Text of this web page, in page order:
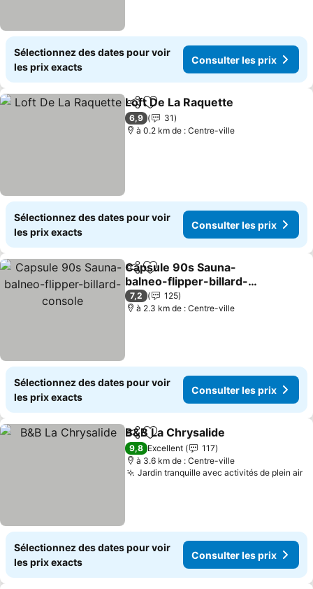
Sélectionnez des dates pour voir
les prix exacts
Consulter les prix
PartagerAjouter à mes favoris
Loft De La Raquette
6,9
31
à 0.2 km de : Centre-ville
Sélectionnez des dates pour voir
les prix exacts
Consulter les prix
PartagerAjouter à mes favoris
Capsule 90s Sauna-
balneo-flipper-billard-
console
Consulter les prix
7,2
125
à 2.3 km de : Centre-ville
Sélectionnez des dates pour voir
les prix exacts
Consulter les prix
PartagerAjouter à mes favoris
B&B La Chrysalide
9,8 Excellent
117
à 3.6 km de : Centre-ville
Jardin tranquille avec activités de plein air
Sélectionnez des dates pour voir
les prix exacts
Consulter les prix